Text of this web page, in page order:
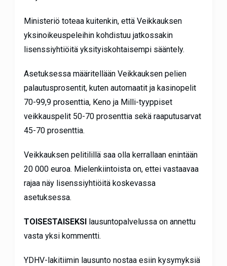
Ministeriö toteaa kuitenkin, että Veikkauksen
yksinoikeuspeleihin kohdistuu jatkossakin
lisenssiyhtiöitä yksityiskohtaisempi sääntely.
Asetuksessa määritellään Veikkauksen pelien
palautusprosentit, kuten automaatit ja kasinopelit
70-99,9 prosenttia, Keno ja Milli-tyyppiset
veikkauspelit 50-70 prosenttia sekä raaputusarvat
45-70 prosenttia.
Veikkauksen pelitilillä saa olla kerrallaan enintään
20 000 euroa. Mielenkiintoista on, ettei vastaavaa
rajaa näy lisenssiyhtiöitä koskevassa
asetuksessa.
TOISESTAISEKSI lausuntopalvelussa on annettu
vasta yksi kommentti.
YDHV-lakitiimin lausunto nostaa esiin kysymyksiä